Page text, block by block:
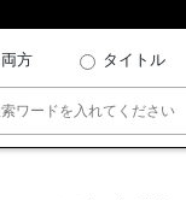
両方 タイトル